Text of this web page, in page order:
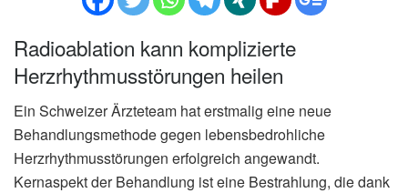
Radioablation kann komplizierte
Herzrhythmusstörungen heilen
Ein Schweizer Ärzteteam hat erstmalig eine neue
Behandlungsmethode gegen lebensbedrohliche
Herzrhythmusstörungen erfolgreich angewandt.
Kernaspekt der Behandlung ist eine Bestrahlung, die dank